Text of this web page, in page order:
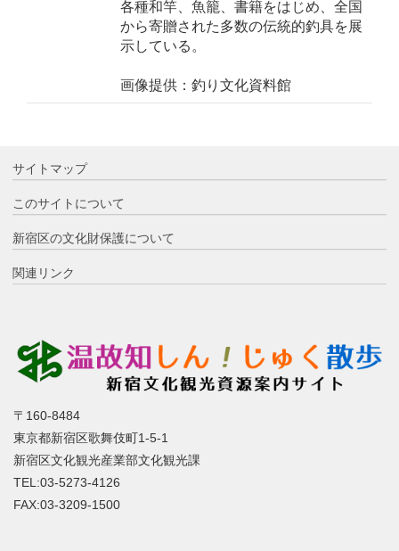
各種和竿、魚籠、書籍をはじめ、全国
から寄贈された多数の伝統的釣具を展
示している。
画像提供：釣り文化資料館
サイトマップ
このサイトについて
新宿区の文化財保護について
関連リンク
〒160-8484
東京都新宿区歌舞伎町1-5-1
新宿区文化観光産業部文化観光課
TEL:03-5273-4126
FAX:03-3209-1500